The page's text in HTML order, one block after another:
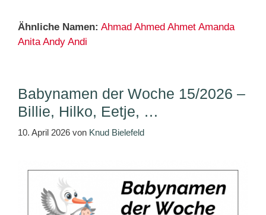
Ähnliche Namen: Ahmad Ahmed Ahmet Amanda
Anita Andy Andi
Babynamen der Woche 15/2026 –
Billie, Hilko, Eetje, …
10. April 2026 von Knud Bielefeld